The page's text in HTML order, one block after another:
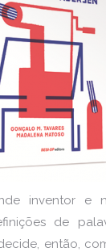
inventor e
de
então,